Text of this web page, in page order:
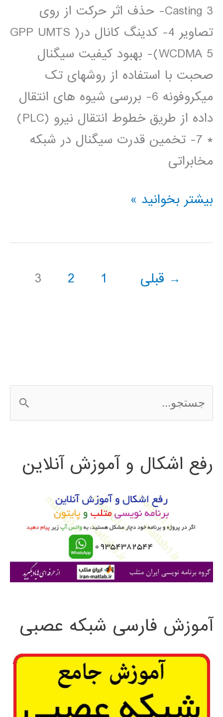
Casting 3- حذف اثر حرکت از روی
تصاویر 4- کدینگ کانال در( GPP UMTS
(WCDMA 5- بهبود کیفیت سیگنال
صحبت با استفاده از روشهای تک
میکروفونه 6- بررسی شیوه های انتقال
داده از طریق خطوط انتقال نیرو (PLC)
* 7- تخمین قدرت سیگنال در شبکه
مخابراتی
عناوین
پروژه
بیشتر بخوانید »
→ قبلی 1
2
3
س
ج
ی
رفع اشکال و آموزش آنلاین
آموزش فارسی شبکه عصبی